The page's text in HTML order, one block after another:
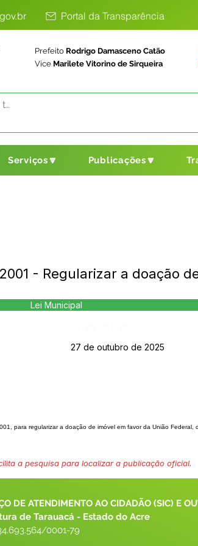
Portal da Transparência
Prefeito Rodrigo Damasceno Catão
Vice Marilete Vitorino de Sirqueira
Serviços🔽 Publicações🔽
- Regularizar a doação
Lei Municipal
27 de outubro de 2025
para regularizar a doação de imóvel em favor da União Federal,
a pesquisa para localizar a publicação oficial.
DE ATENDIMENTO AO CIDADÃO (SIC) E
de Tarauacá - Estado do Acre
0001-79